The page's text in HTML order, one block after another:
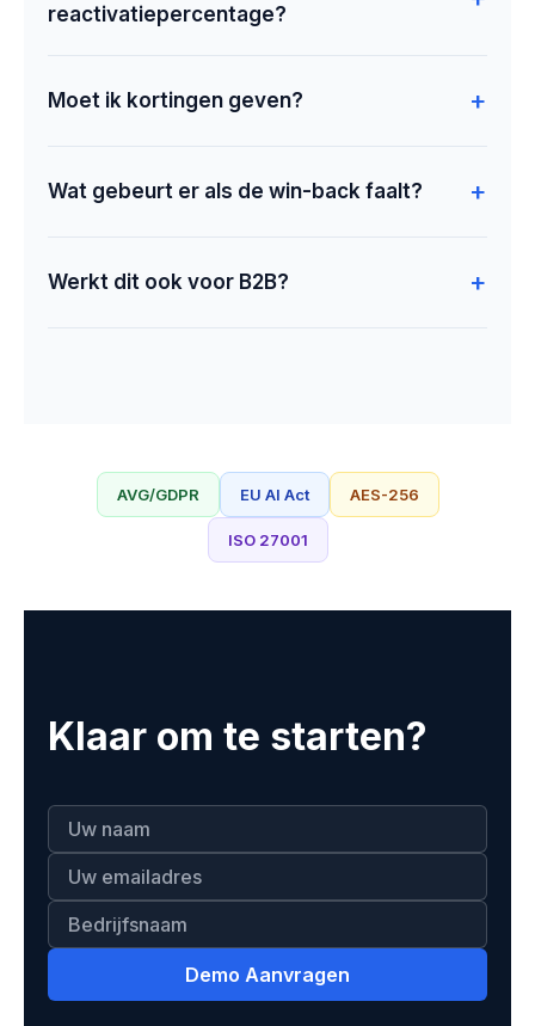
reactivatiepercentage?
Moet ik kortingen geven?
Wat gebeurt er als de win-back faalt?
Werkt dit ook voor B2B?
AVG/GDPR EU AI Act AES-256
ISO 27001
Klaar om te starten?
Demo Aanvragen